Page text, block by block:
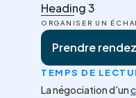
Heading 3
ORGANISER UN
Prendre
TEMPS DE
La négociation d'un